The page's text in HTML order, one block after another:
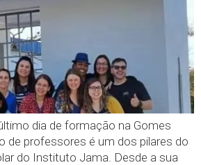
dia de formação na Gomes
de professores é um dos pilares do
do Instituto Jama. Desde a sua